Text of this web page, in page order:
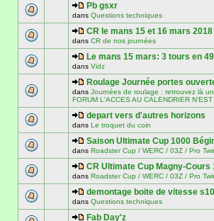
Pb gsxr
dans Questions techniques
CR le mans 15 et 16 mars 2018
dans CR de nos journées
Le mans 15 mars: 3 tours en 49
dans Vidz
Roulage Journée portes
dans Journées de roulage : retrouvez là
FORUM L'ACCES AU CALENDRIER
depart vers d'autres horizons
dans Le troquet du coin
Saison Ultimate Cup 1000
dans Roadster Cup / WERC / 03Z / Pro
CR Ultimate Cup Magny-Cours
dans Roadster Cup / WERC / 03Z / Pro
demontage boite de vitesse
dans Questions techniques
Fab Day'z